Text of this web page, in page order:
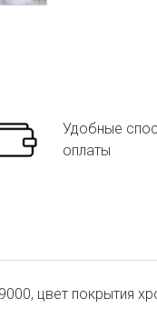
Удобные
оплаты
цвет покрытия